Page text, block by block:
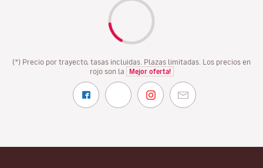
(*) Precio por trayecto, tasas incluidas. Plazas limitadas. Los precios en
rojo son la
Mejor oferta!